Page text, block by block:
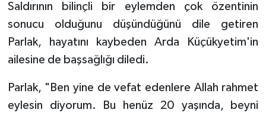
Saldırının bilinçli bir eylemden çok özentinin
sonucu olduğunu düşündüğünü dile getiren
Parlak, hayatını kaybeden Arda Küçükyetim'in
ailesine de başsağlığı diledi.
Parlak, "Ben yine de vefat edenlere Allah rahmet
eylesin diyorum. Bu henüz 20 yaşında, beyni